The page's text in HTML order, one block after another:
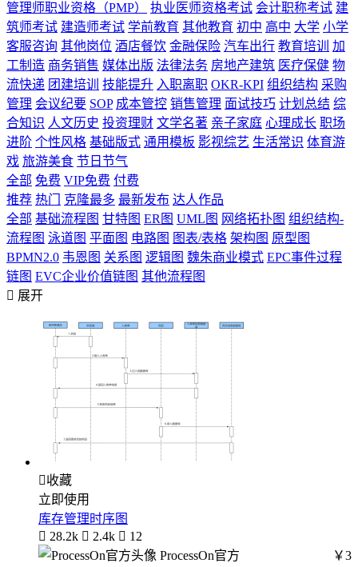
管理师职业资格（PMP）
执业医师资格考试 会计职称考试 建
筑师考试 建造师考试 学前教育 其他教育 初中 高中 大学 小学
客服咨询 其他岗位 酒店餐饮 金融保险 汽车出行 教育培训
加
工制造 商务销售 媒体出版 法律法务 房地产建筑 医疗保健 物
流快递 团建培训 技能提升 入职离职 OKR-KPI 组织结构 采购
管理 会议纪要 SOP 成本管控 销售管理 面试技巧 计划总结 综
合知识 人文历史 投资理财 文学名著 亲子家庭 心理成长 职场
进阶 个性风格 基础版式 通用模板 影视综艺 生活常识 体育游
戏 旅游美食 节日节气
全部 免费 VIP免费 付费
推荐 热门 克隆最多 最新发布 达人作品
全部 基础流程图 甘特图 ER图 UML图 网络拓扑图 组织结构-
流程图 泳道图 平面图 电路图 图表/表格 架构图 原型图
BPMN2.0 韦恩图 关系图 逻辑图 魏朱商业模式 EPC事件过程
链图 EVC企业价值链图 其他流程图
 展开
收藏
立即使用
库存管理时序图
 28.2k  2.4k  12
ProcessOn官方
￥3